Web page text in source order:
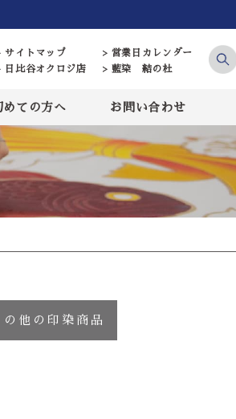
サイトマップ
> 営業日カレンダー
日比谷オクロジ店
> 藍染 結の杜
めての方へ お問い合わせ
の他の印染商品